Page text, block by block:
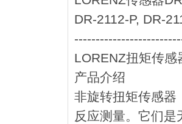
DR-2112-P, DR-
LORENZ扭矩传感
产品介绍
非旋转扭矩传感器
反应测量。它们